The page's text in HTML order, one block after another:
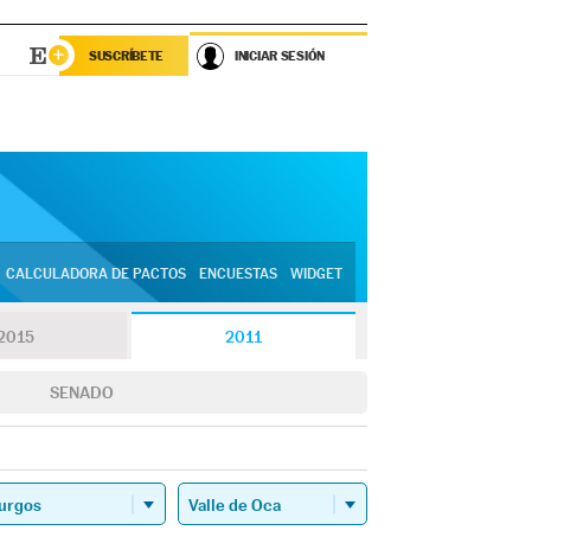
SUSCRÍBETE INICIAR SESIÓN
CALCULADORA DE PACTOS ENCUESTAS WIDGET
2011
SENADO